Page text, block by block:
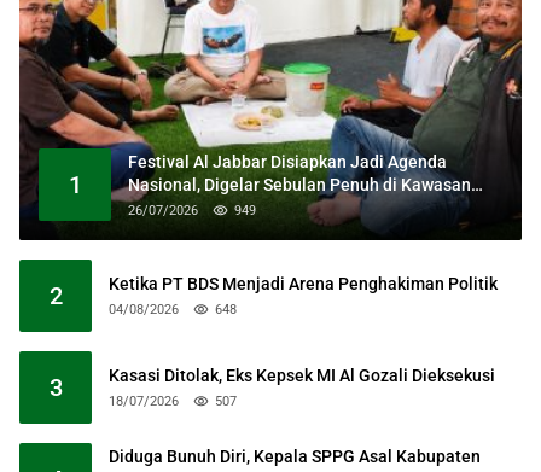
1
Festival Al Jabbar Disiapkan Jadi Agenda
Nasional, Digelar Sebulan Penuh di Kawasan
Masjid Raya Al Jabbar
26/07/2026 949
2 Ketika PT BDS Menjadi Arena Penghakiman Politik
04/08/2026 648
3 Kasasi Ditolak, Eks Kepsek MI Al Gozali Dieksekusi
18/07/2026 507
Diduga Bunuh Diri, Kepala SPPG Asal Kabupaten